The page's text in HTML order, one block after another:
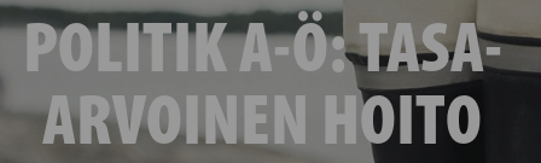
POLITIK A-Ö:TASA-
ARVOINEN HOITO